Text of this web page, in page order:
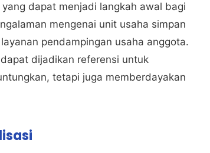
dapat menjadi langkah awal bagi
mengenai unit usaha simpan
pendampingan usaha anggota.
dijadikan referensi untuk
tetapi juga memberdayakan